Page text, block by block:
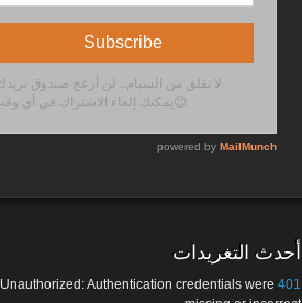
أحدث التغريدات
401
Unauthorized: Authentication credentials were